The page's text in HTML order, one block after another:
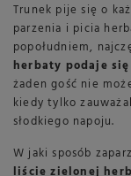
Trunek pije się o
parzenia i picia
popołudniem,
herbaty podaje się
żaden gość nie
kiedy tylko
słodkiego napoju.
W jaki sposób
liście zielonej